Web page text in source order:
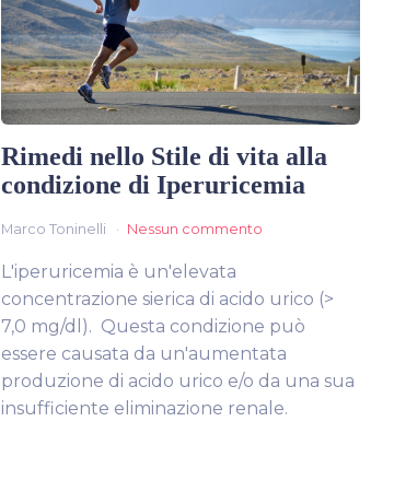
Rimedi nello Stile di vita alla
condizione di Iperuricemia
Marco Toninelli Nessun commento
L'iperuricemia è un'elevata
concentrazione sierica di acido urico (>
7,0 mg/dl). Questa condizione può
essere causata da un'aumentata
produzione di acido urico e/o da una sua
insufficiente eliminazione renale.